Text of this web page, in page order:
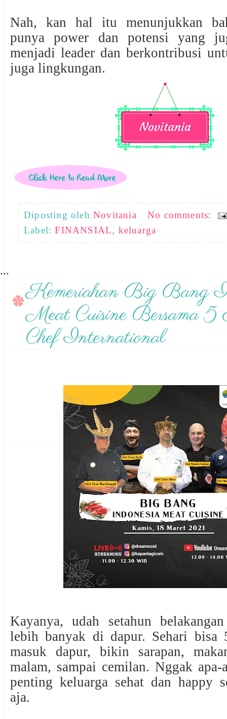
Nah, kan hal itu menunjukkan
punya power dan potensi yang
menjadi leader dan berkontribusi
juga lingkungan.
Diposting oleh Novitania
No comments:
Label:FINANSIAL, keluarga
...
Kemeriahan Big Bang
Meat Cuisine Bersama 5
Chef International
Kayanya, udah setahun
lebih banyak di dapur. Sehari bisa
masuk dapur, bikin sarapan,
malam, sampai cemilan. Nggak
penting keluarga sehat dan happy
aja.